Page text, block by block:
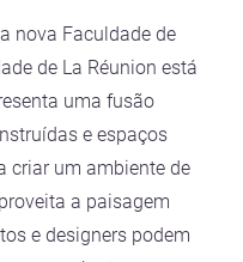
nova Faculdade de
de La Réunion está
uma fusão
e espaços
criar um ambiente de
a paisagem
e designers podem